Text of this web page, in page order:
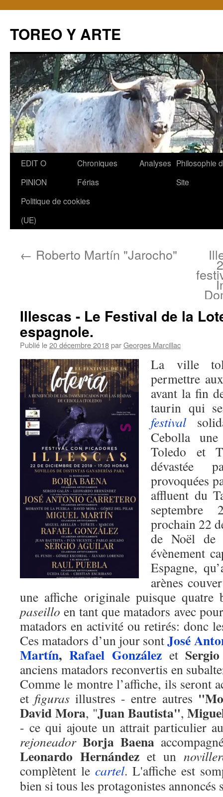
TOREO Y ARTE
Aller
contenu
EDIT O
PINION
Chroniques
Férias
Analyses Philosophie
Site
Politique de cookies
(UE)
← Roberto Martín "Jarocho"
Illescas - Le Festival de la
espagnole.
Publié le20 décembre 2018parGeorges Marcillac
La ville
permettre
avant la fin
taurin qui
festival
Cebolla
Toledo et
dévastée
provoquées
affluent du
septembre
prochain 22
de Noël de
évènement
Espagne,
arènes
une affiche originale puisque quatre
paseillo en tant que matadors avec
matadors en activité ou retirés: donc
Ces matadors d’un jour sontJosé
Martín, Rafael González et
anciens matadors reconvertis en
Comme le montre l’affiche, ils seront
et figuras illustres - entre autres
David Mora, "Juan Bautista",
- ce qui ajoute un attrait particulier
rejoneador Borja Baena
Leonardo Hernández et un
complètent le cartel. L'affiche est
bien si tous les protagonistes annoncés